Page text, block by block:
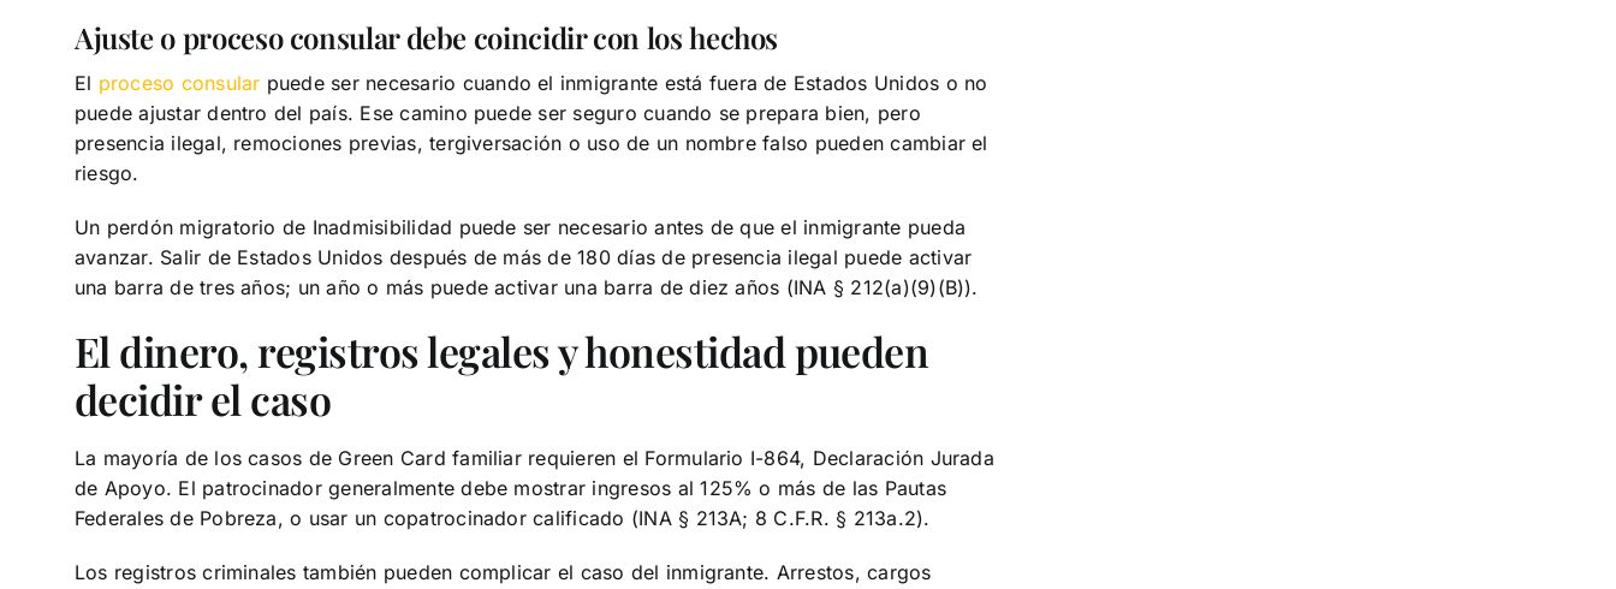
Ajuste o proceso consular debe coincidir con los hechos
El proceso consular puede ser necesario cuando el inmigrante está fuera de Estados Unidos o no
puede ajustar dentro del país. Ese camino puede ser seguro cuando se prepara bien, pero
presencia ilegal, remociones previas, tergiversación o uso de un nombre falso pueden cambiar el
riesgo.
Un perdón migratorio de Inadmisibilidad puede ser necesario antes de que el inmigrante pueda
avanzar. Salir de Estados Unidos después de más de 180 días de presencia ilegal puede activar
una barra de tres años; un año o más puede activar una barra de diez años (INA § 212(a)(9)(B)).
El dinero, registros legales y honestidad pueden
decidir el caso
La mayoría de los casos de Green Card familiar requieren el Formulario I-864, Declaración Jurada
de Apoyo. El patrocinador generalmente debe mostrar ingresos al 125% o más de las Pautas
Federales de Pobreza, o usar un copatrocinador calificado (INA § 213A; 8 C.F.R. § 213a.2).
Los registros criminales también pueden complicar el caso del inmigrante. Arrestos, cargos